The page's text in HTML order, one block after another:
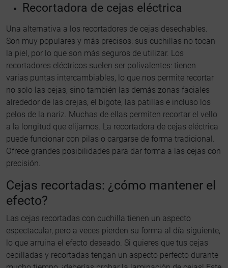
Recortadora de cejas eléctrica
Una alternativa a los recortadores de cejas desechables.
Son muy populares y más precisos: sus cuchillas no tocan
la piel, por lo que son más seguros de utilizar. Los
recortadores eléctricos suelen ser polivalentes: tienen
varias puntas intercambiables, lo que nos permite recortar
no solo las cejas, sino también las demás zonas faciales
alrededor de las orejas, el bigote, las patillas e incluso los
pelos de la nariz. Muchas de ellas permiten recortar el vello
a la longitud que elijamos. La recortadora de cejas eléctrica
puede funcionar con pilas o cargarse de forma tradicional.
Ofrece grandes posibilidades para dar forma a las cejas con
precisión.
Cejas recortadas: ¿cómo mantener el
efecto?
Las cejas recortadas con cuchilla tienen un aspecto
espectacular, pero a veces pierden su forma al día siguiente,
lo que arruina el efecto deseado. Si quieres que tus cejas
cepilladas y recortadas tengan un aspecto perfecto durante